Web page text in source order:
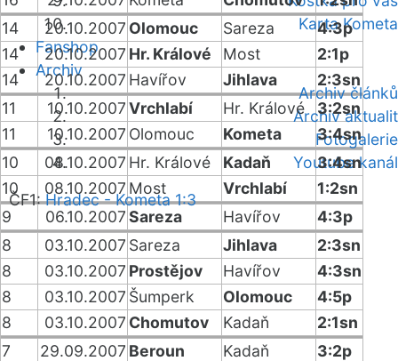
Karta Kometa
Fanshop
Archiv
Archiv článků
Archiv aktualit
Fotogalerie
Youtube kanál
ČF1:Hradec - Kometa 1:3
14
20.10.2007 Olomouc Sareza
4:3p
14
20.10.2007 Hr. Králové Most
2:1p
14
20.10.2007 Havířov Jihlava
2:3sn
11
10.10.2007Vrchlabí Hr. Králové
3:2sn
11
10.10.2007 Olomouc Kometa
3:4sn
10
08.10.2007 Hr. Králové Kadaň
3:4sn
10
08.10.2007 Most Vrchlabí
1:2sn
9
06.10.2007Sareza Havířov
4:3p
8
03.10.2007 Sareza Jihlava
2:3sn
8
03.10.2007 Prostějov Havířov
4:3sn
8
03.10.2007 Šumperk Olomouc
4:5p
8
03.10.2007 Chomutov Kadaň
2:1sn
7
29.09.2007 Beroun Kadaň
3:2p